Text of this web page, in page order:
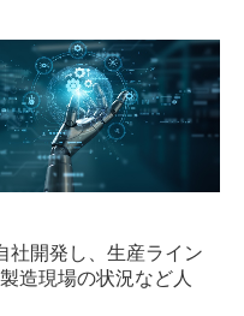
社開発し、生産ライン
造現場の状況など人